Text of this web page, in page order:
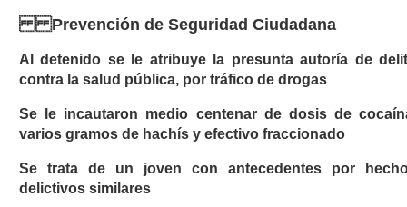
Prevención de Seguridad Ciudadana
Al detenido se le atribuye la presunta autoría de
contra la salud pública, por tráfico de drogas
Se le incautaron medio centenar de dosis de
varios gramos de hachís y efectivo fraccionado
Se trata de un joven con antecedentes por
delictivos similares